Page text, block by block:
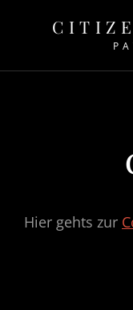
Hier gehts zur